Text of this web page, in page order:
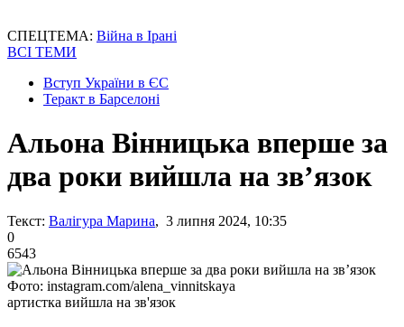
СПЕЦТЕМА: Війна в Ірані
ВСІ ТЕМИ
Вступ України в ЄС
Теракт в Барселоні
Альона Вінницька вперше за
два роки вийшла на зв’язок
Текст: Валігура Марина, 3 липня 2024, 10:35
0
6543
Фото: instagram.com/alena_vinnitskaya
артистка вийшла на зв'язок